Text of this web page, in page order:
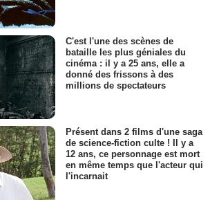
C'est l'une des scènes de
bataille les plus géniales du
cinéma : il y a 25 ans, elle a
donné des frissons à des
millions de spectateurs
Présent dans 2 films d'une saga
de science-fiction culte ! Il y a
12 ans, ce personnage est mort
en même temps que l'acteur qui
l'incarnait